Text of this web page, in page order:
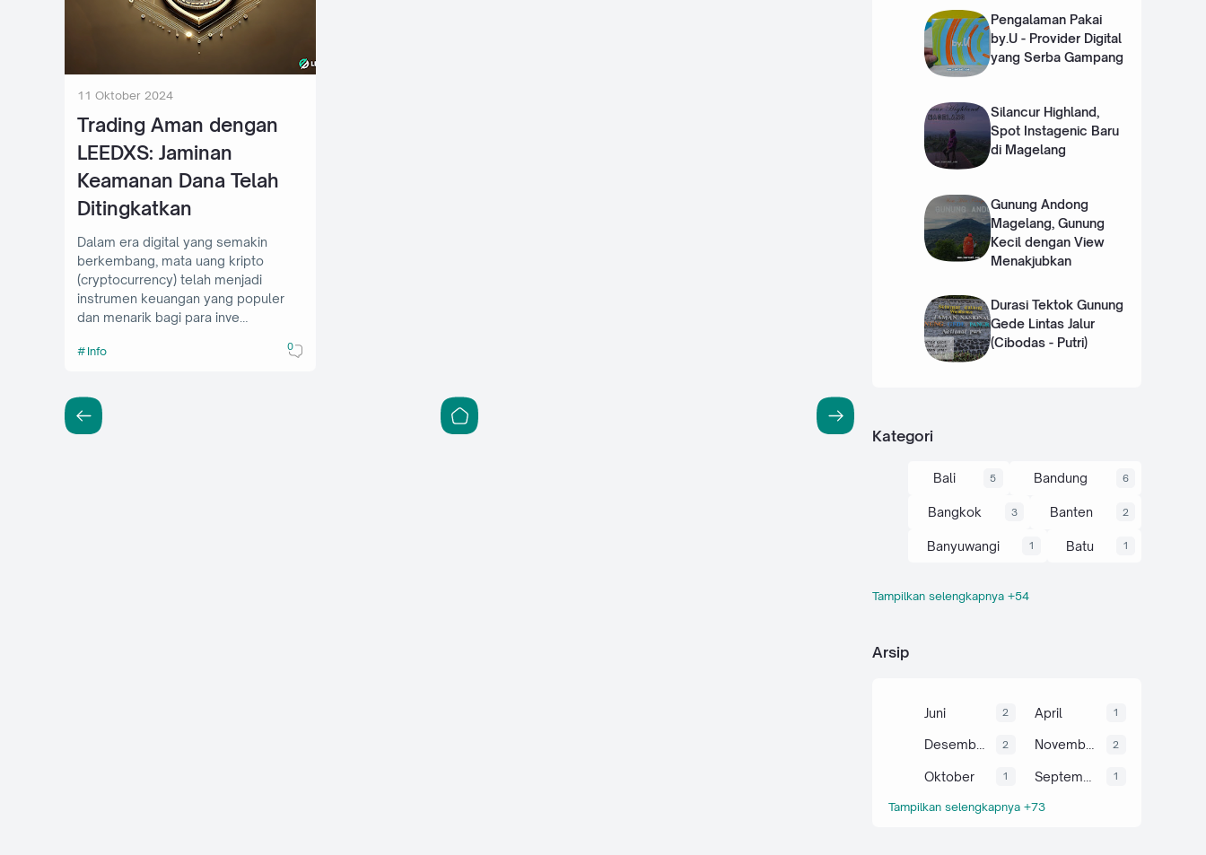
11 Oktober 2024
Trading Aman dengan
LEEDXS: Jaminan
Keamanan Dana Telah
Ditingkatkan
Dalam era digital yang semakin
berkembang, mata uang kripto
(cryptocurrency) telah menjadi
instrumen keuangan yang populer
dan menarik bagi para inve…
Info 0
Pengalaman Pakai
by.U - Provider Digital
yang Serba Gampang
Silancur Highland,
Spot Instagenic Baru
di Magelang
Gunung Andong
Magelang, Gunung
Kecil dengan View
Menakjubkan
Durasi Tektok Gunung
Gede Lintas Jalur
(Cibodas - Putri)
Kategori
Bali 5 Bandung 6
Bangkok 3 Banten 2
Banyuwangi 1 Batu 1
Belitung
Cirebon Curug
Dieng 4 Garut
Gunung Hatyai
Ijen 1
Tampilkan selengkapnya +54
Arsip
Juni 2 April 1
Desember 2 November 2
Oktober 1 1
Tampilkan selengkapnya +73